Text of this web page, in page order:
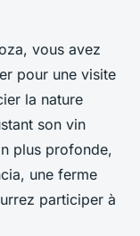
vous avez
pour une visite
la nature
son vin
plus profonde,
une ferme
participer à